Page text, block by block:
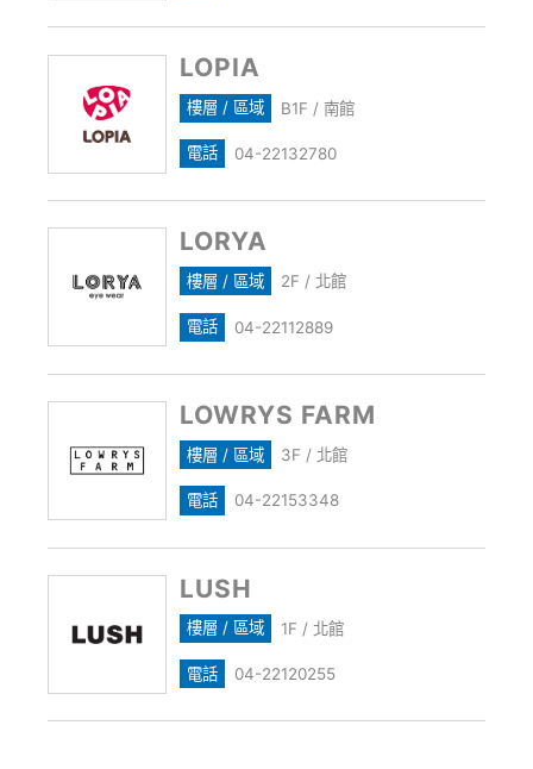
LOPIA
樓層 / 區域 B1F / 南館
電話 04-22132780
LORYA
樓層 / 區域 2F / 北館
電話 04-22112889
LOWRYS FARM
樓層 / 區域 3F / 北館
電話 04-22153348
LUSH
樓層 / 區域 1F / 北館
電話 04-22120255